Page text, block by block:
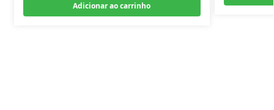
Adicionar ao carrinho